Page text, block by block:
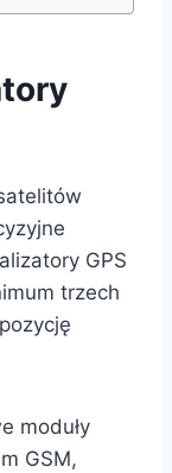
GPS
trzech
moduły
GSM,